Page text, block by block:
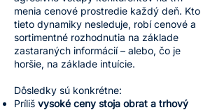
menia cenové prostredie každý deň. Kto
tieto dynamiky nesleduje, robí cenové a
sortimentné rozhodnutia na základe
zastaraných informácií – alebo, čo je
horšie, na základe intuície.
Dôsledky sú konkrétne:
Príliš vysoké ceny stoja obrat a trhový